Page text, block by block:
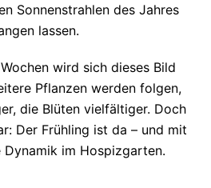
Sonnenstrahlen des Jahres
lassen.
wird sich dieses Bild
Pflanzen werden folgen,
die Blüten vielfältiger. Doch
Der Frühling ist da – und mit
Dynamik im Hospizgarten.